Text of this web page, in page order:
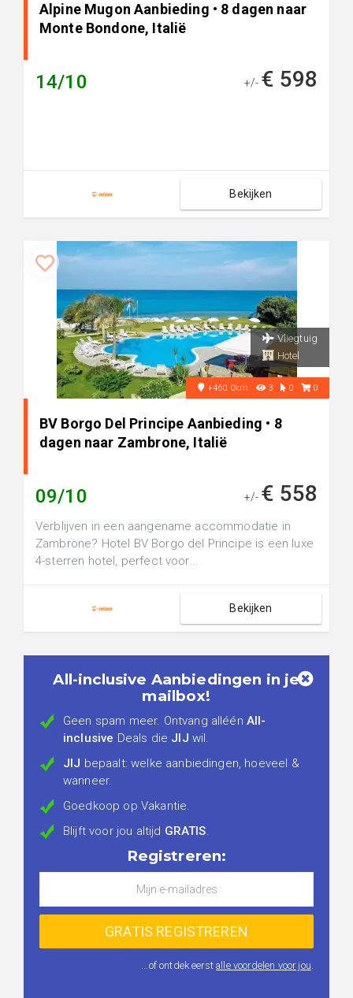
Alpine Mugon Aanbieding • 8 dagen naar
Monte Bondone, Italië
14/10 +/- € 598
Bekijken
Vliegtuig
Hotel
+460.0km 3 0 0
BV Borgo Del Principe Aanbieding • 8
dagen naar Zambrone, Italië
09/10 +/- € 558
Verblijven in een aangename accommodatie in
Zambrone? Hotel BV Borgo del Principe is een luxe
4-sterren hotel, perfect voor...
Bekijken
All-inclusive Aanbiedingen in je
mailbox!
Geen spam meer. Ontvang alléén All-
inclusive Deals die JIJ wil.
JIJ bepaalt: welke aanbiedingen, hoeveel &
wanneer.
Goedkoop op Vakantie.
Blijft voor jou altijd GRATIS.
Registreren:
...of ontdek eerstalle voordelen voor jou.